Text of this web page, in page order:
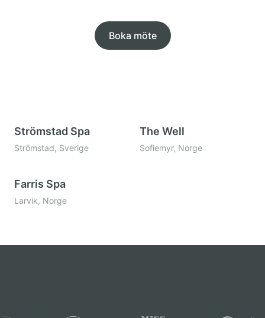
Boka möte
Strömstad Spa
Strömstad, Sverige
The Well
Sofiemyr, Norge
Farris Spa
Larvik, Norge